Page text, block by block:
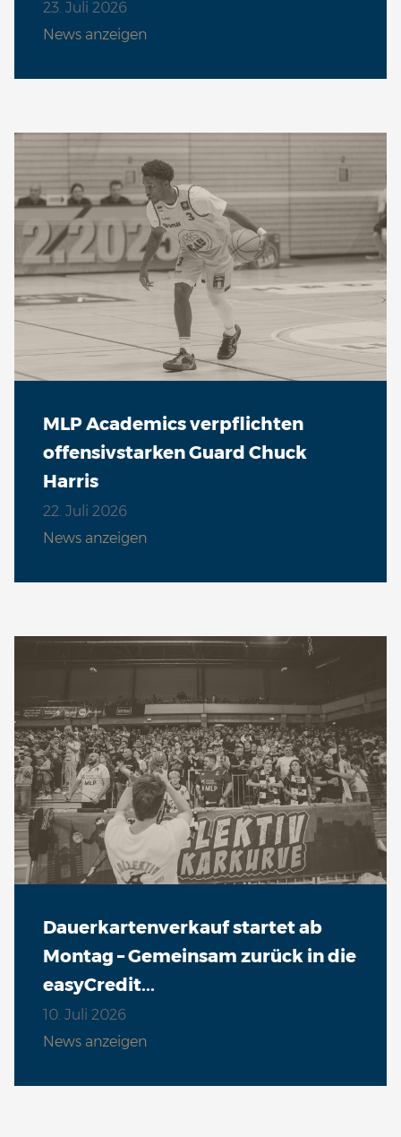
So 25.04. | 15:00 Uhr
VS
Sa 01.05. | 19:30 Uhr
VS
23. Juli 2026
News anzeigen
MLP Academics verpflichten
offensivstarken Guard Chuck
Harris
22. Juli 2026
News anzeigen
Dauerkartenverkauf startet ab
Montag – Gemeinsam zurück in die
easyCredit...
10. Juli 2026
News anzeigen